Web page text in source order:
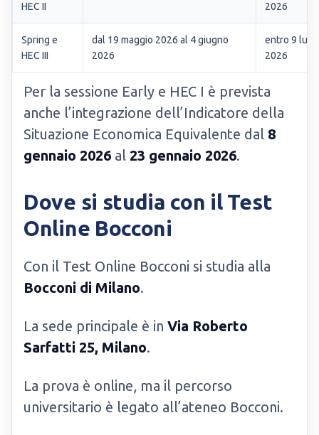
HEC II
2026
Spring e
HEC III
dal 19 maggio 2026 al 4 giugno
2026
entro 9
2026
Per la sessione Early e HEC I è prevista
anche l’integrazione dell’Indicatore della
Situazione Economica Equivalente dal 8
gennaio 2026 al 23 gennaio 2026.
Dove si studia con il Test
Online Bocconi
Con il Test Online Bocconi si studia alla
Bocconi di Milano.
La sede principale è in Via Roberto
Sarfatti 25, Milano.
La prova è online, ma il percorso
universitario è legato all’ateneo Bocconi.